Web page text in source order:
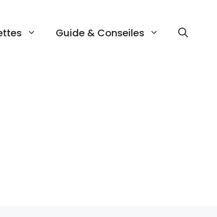
Guide & Conseiles